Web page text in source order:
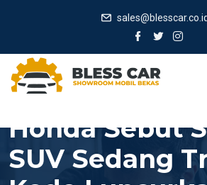
sales@blesscar.co.id
Honda Sebut
SUV Sedang